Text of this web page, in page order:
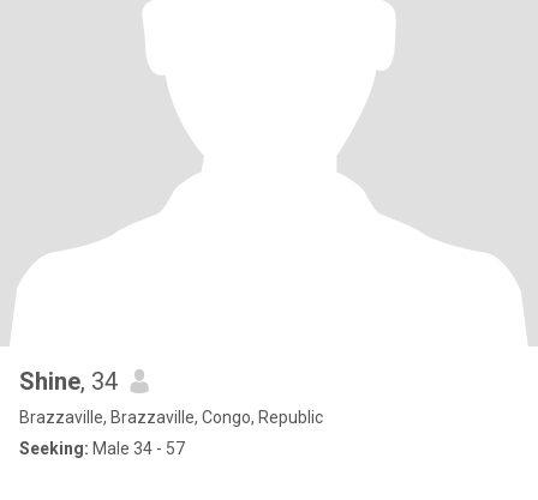
Shine, 34
Brazzaville, Brazzaville, Congo, Republic
Seeking: Male 34 - 57